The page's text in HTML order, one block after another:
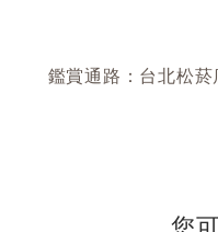
鑑賞通路：台北松